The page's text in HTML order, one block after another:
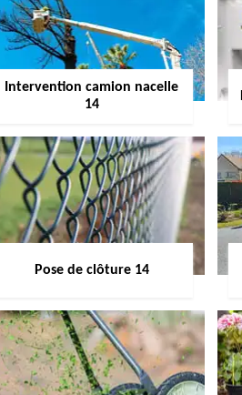
Intervention camion nacelle
14
Pose de clôture 14